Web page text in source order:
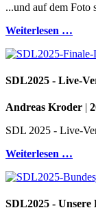
...und auf dem Foto
Weiterlesen …
SDL2025 - Live-
Andreas Kroder |
SDL 2025 - Live-
Weiterlesen …
SDL2025 -